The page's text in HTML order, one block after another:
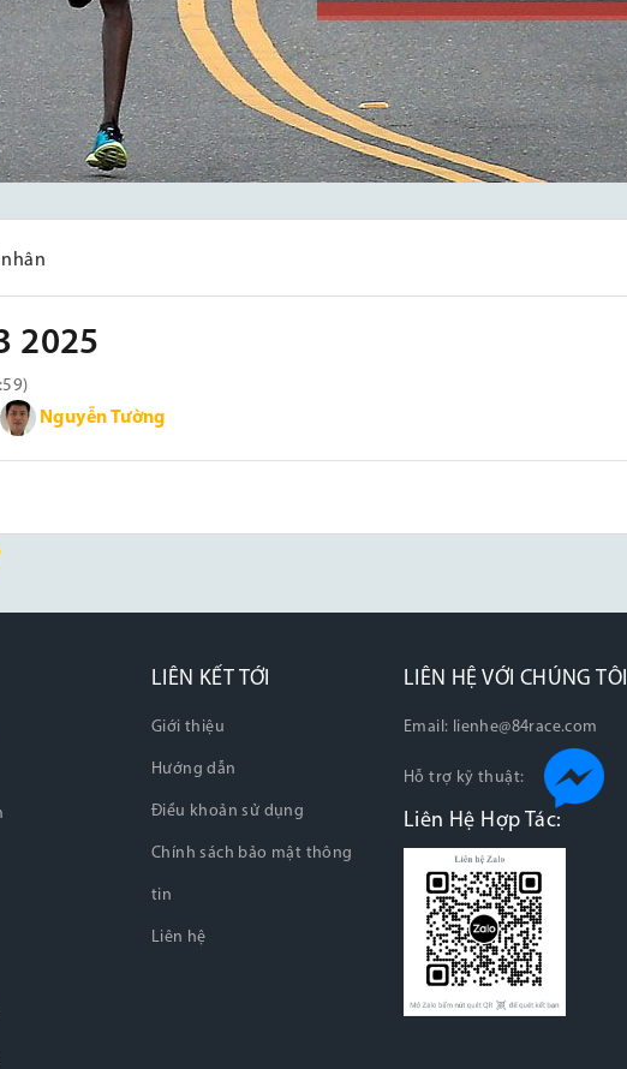
nhân
2025
Nguyễn Tường
LIÊN KẾT TỚI
Giới thiệu
Hướng dẫn
Điều khoản sử dụng
Chính sách bảo mật thông
tin
Liên hệ
LIÊN HỆ VỚI CHÚNG TÔI
Email: lienhe@84race.com
Hỗ trợ kỹ thuật:
Liên Hệ Hợp Tác: